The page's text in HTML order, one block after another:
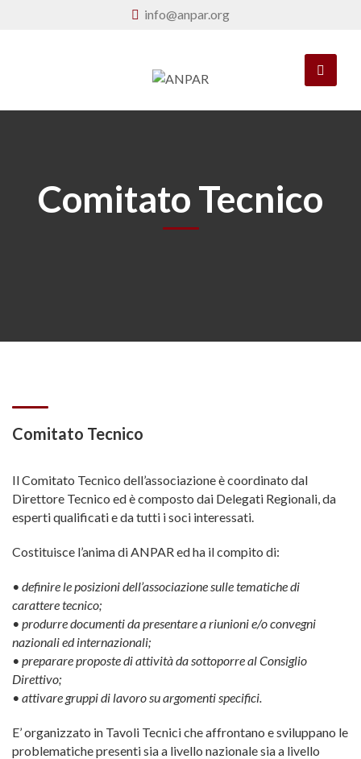
info@anpar.org
Comitato Tecnico
Comitato Tecnico
Il Comitato Tecnico dell’associazione è coordinato dal
Direttore Tecnico ed è composto dai Delegati Regionali, da
esperti qualificati e da tutti i soci interessati.
Costituisce l’anima di ANPAR ed ha il compito di:
• definire le posizioni dell’associazione sulle tematiche di
carattere tecnico;
• produrre documenti da presentare a riunioni e/o convegni
nazionali ed internazionali;
• preparare proposte di attività da sottoporre al Consiglio
Direttivo;
• attivare gruppi di lavoro su argomenti specifici.
E’ organizzato in Tavoli Tecnici che affrontano e sviluppano le
problematiche presenti sia a livello nazionale sia a livello